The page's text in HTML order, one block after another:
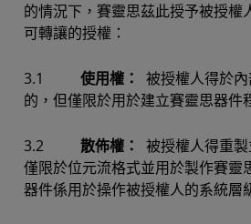
的情況下，賽靈思茲此授予被授權
可轉讓的授權：
3.1 使用權：
被授權人得於
的，但僅限於用於建立賽靈思器件
3.2 散佈權：
被授權人得重
僅限於位元流格式並用於製作賽靈
器件係用於操作被授權人的系統層